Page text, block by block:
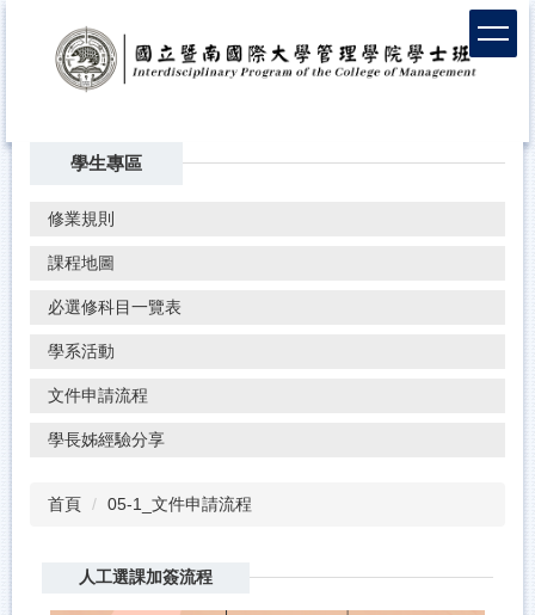
學生專區
修業規則
課程地圖
必選修科目一覽表
學系活動
文件申請流程
學長姊經驗分享
首頁 05-1_文件申請流程
人工選課加簽流程